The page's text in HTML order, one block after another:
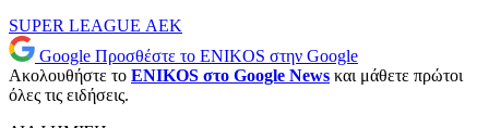
SUPER LEAGUE ΑΕΚ
Google Προσθέστε το ENIKOS στην Google
Ακολουθήστε το ENIKOS στο Google News και μάθετε πρώτοι
όλες τις ειδήσεις.